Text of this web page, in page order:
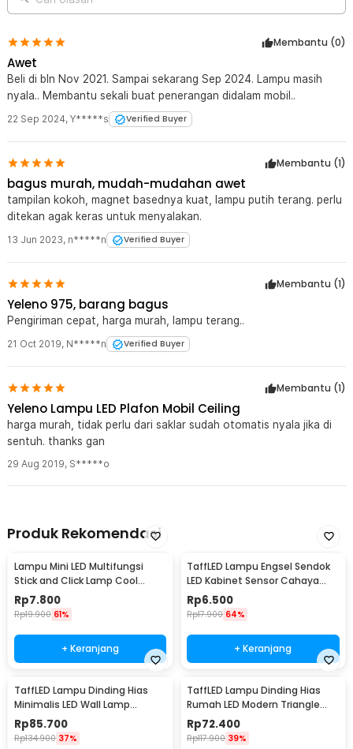
Membantu (0)
Awet
Beli di bln Nov 2021. Sampai sekarang Sep 2024. Lampu masih
nyala.. Membantu sekali buat penerangan didalam mobil..
22 Sep 2024, Y*****s Verified Buyer
Membantu (1)
bagus murah, mudah-mudahan awet
tampilan kokoh, magnet basednya kuat, lampu putih terang. perlu
ditekan agak keras untuk menyalakan.
13 Jun 2023, n*****n Verified Buyer
Membantu (1)
Yeleno 975, barang bagus
Pengiriman cepat, harga murah, lampu terang..
21 Oct 2019, N*****n Verified Buyer
Membantu (1)
Yeleno Lampu LED Plafon Mobil Ceiling
harga murah, tidak perlu dari saklar sudah otomatis nyala jika di
sentuh. thanks gan
29 Aug 2019, S*****o
Produk Rekomendasi
Lampu Mini LED Multifungsi
Stick and Click Lamp Cool
White 6.5cm - LL003
Rp7.800
Rp19.900 61%
+ Keranjang
TaffLED Lampu Engsel Sendok
LED Kabinet Sensor Cahaya
Cool White 12V - XYD
Rp6.500
Rp17.900 64%
+ Keranjang
TaffLED Lampu Dinding Hias
Minimalis LED Wall Lamp
Aluminium 12W Warm White -
B1001
Rp85.700
Rp134.900 37%
TaffLED Lampu Dinding Hias
Rumah LED Modern Triangle
Aluminium 3W - ABD-3W-SJX
Rp72.400
Rp117.900 39%